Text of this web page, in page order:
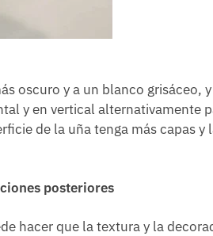
oscuro y a un blanco grisáceo,
y en vertical alternativamente
de la uña tenga más capas y
posteriores
hacer que la textura y la